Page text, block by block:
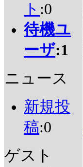
ト :0
待機ユ
ーザ:1
ニュース
新規投
稿:0
ゲスト